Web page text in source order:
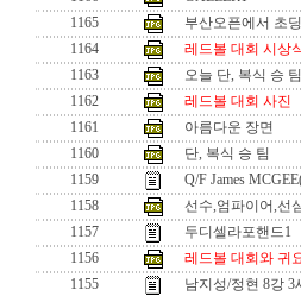
1165
부산오픈에서 초
1164
레드볼 대회 시상
1163
오늘 단, 복식 승 팀
1162
레드볼 대회 사진
1161
아름다운 장면
1160
단, 복식 승 팀
1159
Q/F James
1158
선수,엄파이어,선
1157
두디셀라포핸드1
1156
레드볼 대회와 귀
1155
남지성/정현 8강 3